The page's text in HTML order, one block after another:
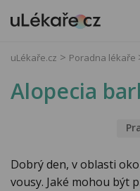
uLékaře.cz Poradna lékaře
Alopecia
Dobrý den, v oblasti
vousy. Jaké mohou být